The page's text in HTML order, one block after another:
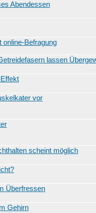
Abendessen
online-Befragung
lassen
vor
scheint möglich
Überfressen
Gehirn